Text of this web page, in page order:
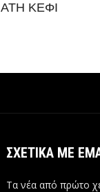
ΚΕΦΙ
ΣΧΕΤΙΚΆ ΜΕ
Τα νέα από πρώτο